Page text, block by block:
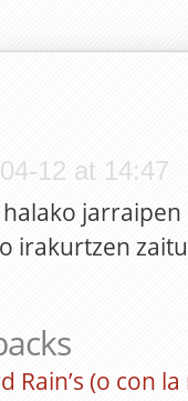
12 at 14:47
irakurtzen
Rain’s (o con